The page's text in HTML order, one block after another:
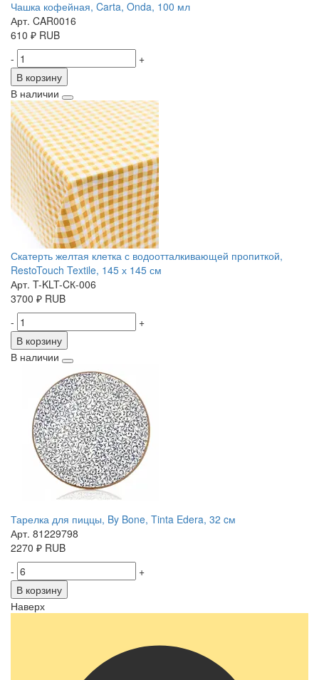
Чашка кофейная, Carta, Onda, 100 мл
Арт. CAR0016
610 ₽ RUB
-
+
В корзину
В наличии
Скатерть желтая клетка с водоотталкивающей пропиткой,
RestoTouch Textile, 145 х 145 см
Арт. T-KLT-CК-006
3700 ₽ RUB
-
+
В корзину
В наличии
Тарелка для пиццы, By Bone, Tinta Edera, 32 cм
Арт. 81229798
2270 ₽ RUB
-
+
В корзину
Наверх